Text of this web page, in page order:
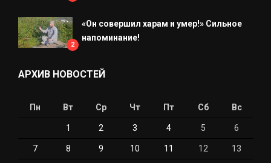
2
«Он совершил харам и умер!» Сильное
напоминание!
АРХИВ НОВОСТЕЙ
Пн Вт Ср Чт Пт Сб Вс
1 2 3 4 5 6
7 8 9 10 11 12 13